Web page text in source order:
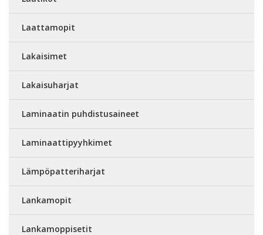
Laattamopit
Lakaisimet
Lakaisuharjat
Laminaatin puhdistusaineet
Laminaattipyyhkimet
Lämpöpatteriharjat
Lankamopit
Lankamoppisetit